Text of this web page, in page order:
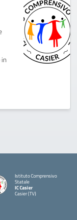
Istituto Comprensivo
Statale
IC Casier
Casier (TV)